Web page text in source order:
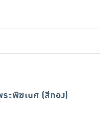
ะพิฆเนศ (สีทอง)